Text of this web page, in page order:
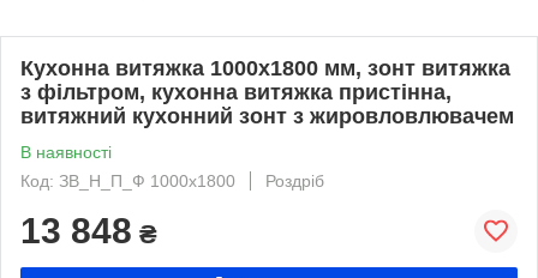
Кухонна витяжка 1000х1800 мм, зонт витяжка
з фільтром, кухонна витяжка пристінна,
витяжний кухонний зонт з жировловлювачем
В наявності
Код: ЗВ_Н_П_Ф 1000х1800
Роздріб
13 848 ₴